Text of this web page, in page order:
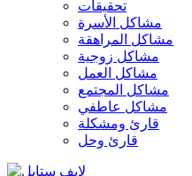
تحقيقات
مشاكل الأسرة
مشاكل المراهقة
مشاكل زوجية
مشاكل العمل
مشاكل المجتمع
مشاكل عاطفي
قارئ ومشكلة
قارئ وحل